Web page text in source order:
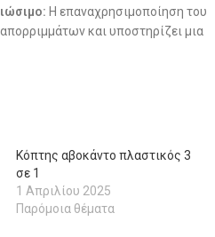
Η επαναχρησιμοποίηση του
και υποστηρίζει μια
Κόπτης αβοκάντο πλαστικός 3
σε 1
1 Απριλίου 2025
Παρόμοια θέματα